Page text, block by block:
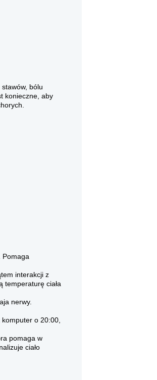
bólu
konieczne, aby
Pomaga
interakcji z
temperaturę ciała
nerwy.
komputer o 20:00,
pomaga w
ciało